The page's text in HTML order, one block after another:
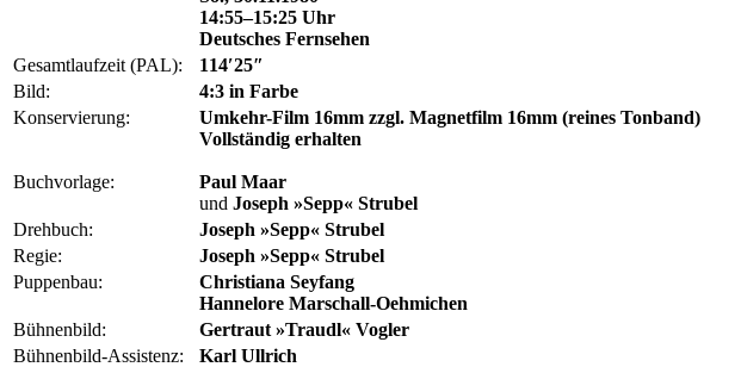
14:55–15:25 Uhr
Deutsches Fernsehen
Gesamtlaufzeit (PAL):
114′25″
Bild:
4:3 in Farbe
Konservierung:
Umkehr-Film 16mm zzgl. Magnetfilm 16mm (reines Tonband)
Vollständig erhalten
Buchvorlage:
Paul Maar
und Joseph »Sepp« Strubel
Drehbuch:
Joseph »Sepp« Strubel
Regie:
Joseph »Sepp« Strubel
Puppenbau:
Christiana Seyfang
Hannelore Marschall-Oehmichen
Bühnenbild:
Gertraut »Traudl« Vogler
Bühnenbild-Assistenz:
Karl Ullrich